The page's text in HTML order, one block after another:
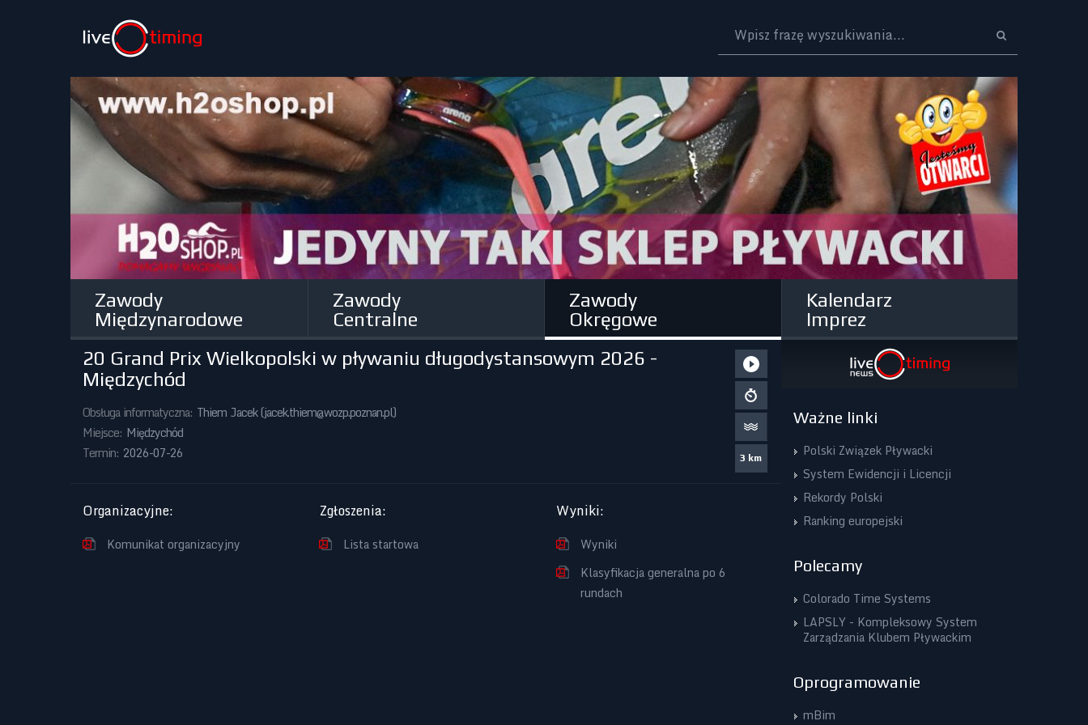
Zawody
Międzynarodowe
Zawody
Centralne
Zawody
Okręgowe
Kalendarz
Imprez
20 Grand Prix Wielkopolski w pływaniu długodystansowym 2026 -
Międzychód
Obsługa informatyczna: Thiem Jacek (jacek.thiem@wozp.poznan.pl)
Miejsce: Międzychód
Termin: 2026-07-26 3 km
Organizacyjne:
Komunikat organizacyjny
Zgłoszenia:
Lista startowa
Wyniki:
Wyniki
Klasyfikacja generalna po 6
rundach
Ważne linki
Polski Związek Pływacki
System Ewidencji i Licencji
Rekordy Polski
Ranking europejski
Polecamy
Colorado Time Systems
LAPSLY - Kompleksowy System
Zarządzania Klubem Pływackim
Oprogramowanie
mBim